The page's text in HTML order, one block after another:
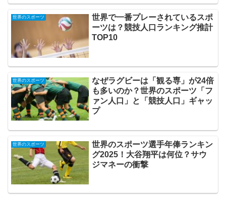
世界のスポーツ
世界で一番プレーされているスポ
ーツは？競技人口ランキング推計
TOP10
世界のスポーツ
なぜラグビーは「観る専」が24倍
も多いのか？世界のスポーツ「フ
ァン人口」と「競技人口」ギャッ
プ
世界のスポーツ
世界のスポーツ選手年俸ランキン
グ2025！大谷翔平は何位？サウ
ジマネーの衝撃